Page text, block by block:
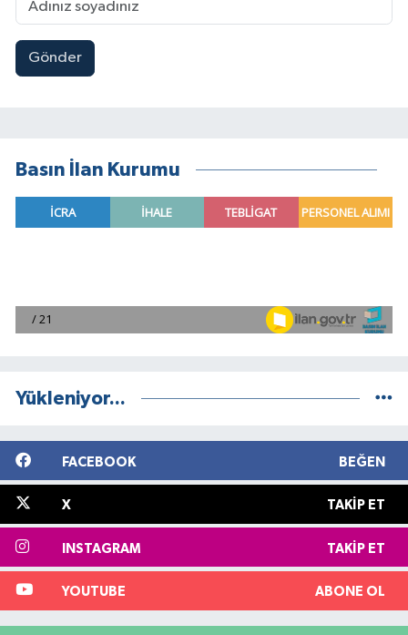
Gönder
Basın İlan Kurumu
Yükleniyor...
FACEBOOK BEĞEN
X TAKIP ET
INSTAGRAM TAKIP ET
YOUTUBE ABONE OL